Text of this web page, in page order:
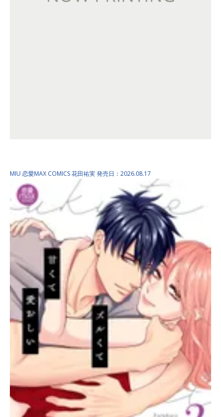
MIU 恋愛MAX COMICS花田祐実発売日：2026.08.17